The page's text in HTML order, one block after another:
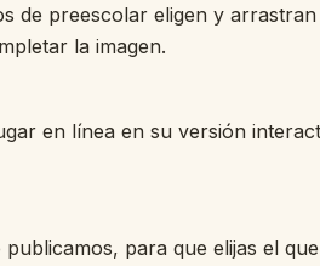
de preescolar eligen y
la imagen.
en línea en su versión
para que elijas el que